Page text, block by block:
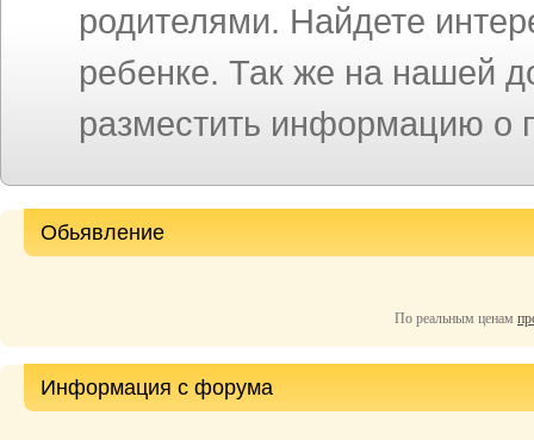
родителями. Найдете
ребенке. Так же на нашей
разместить информацию о
Обьявление
По реальным ценам
Информация с форума